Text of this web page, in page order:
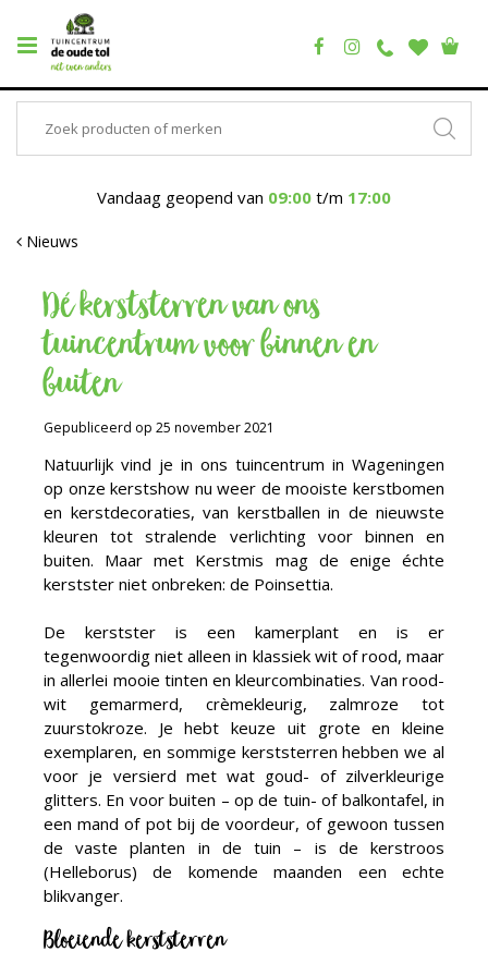
Vandaag geopend van 09:00 t/m 17:00
Nieuws
Dé kerststerren van ons
tuincentrum voor binnen en
buiten
Gepubliceerd op 25 november 2021
Natuurlijk vind je in ons tuincentrum in Wageningen
op onze kerstshow nu weer de mooiste kerstbomen
en kerstdecoraties, van kerstballen in de nieuwste
kleuren tot stralende verlichting voor binnen en
buiten. Maar met Kerstmis mag de enige échte
kerstster niet onbreken: de Poinsettia.
De kerstster is een kamerplant en is er
tegenwoordig niet alleen in klassiek wit of rood, maar
in allerlei mooie tinten en kleurcombinaties. Van rood-
wit gemarmerd, crèmekleurig, zalmroze tot
zuurstokroze. Je hebt keuze uit grote en kleine
exemplaren, en sommige kerststerren hebben we al
voor je versierd met wat goud- of zilverkleurige
glitters. En voor buiten – op de tuin- of balkontafel, in
een mand of pot bij de voordeur, of gewoon tussen
de vaste planten in de tuin – is de kerstroos
(Helleborus) de komende maanden een echte
blikvanger.
Bloeiende kerststerren